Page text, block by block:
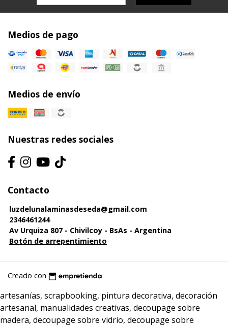
Medios de pago
Medios de envío
Nuestras redes sociales
Contacto
luzdelunalaminasdeseda@gmail.com
2346461244
Av Urquiza 807 - Chivilcoy - BsAs - Argentina
Botón de arrepentimiento
Creado con
artesanías, scrapbooking, pintura decorativa, decoración
artesanal, manualidades creativas, decoupage sobre
madera, decoupage sobre vidrio, decoupage sobre